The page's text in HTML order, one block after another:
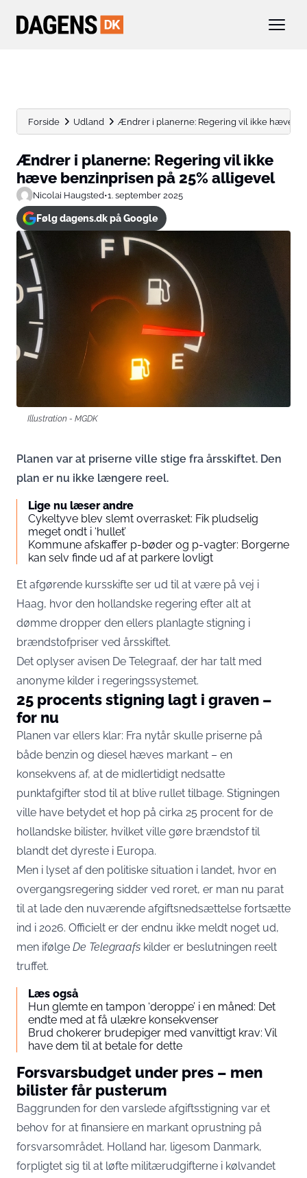
Forside Udland Ændrer i planerne: Regering vil ikke hæve
Ændrer i planerne: Regering vil ikke
hæve benzinprisen på 25% alligevel
Nicolai Haugsted•1. september 2025
Følg dagens.dk på Google
Illustration - MGDK
Planen var at priserne ville stige fra årsskiftet. Den
plan er nu ikke længere reel.
Lige nu læser andre
Cykeltyve blev slemt overrasket: Fik pludselig
meget ondt i ‘hullet’
Kommune afskaffer p-bøder og p-vagter: Borgerne
kan selv finde ud af at parkere lovligt
Et afgørende kursskifte ser ud til at være på vej i
Haag, hvor den hollandske regering efter alt at
dømme dropper den ellers planlagte stigning i
brændstofpriser ved årsskiftet.
Det oplyser avisen De Telegraaf, der har talt med
anonyme kilder i regeringssystemet.
25 procents stigning lagt i graven –
for nu
Planen var ellers klar: Fra nytår skulle priserne på
både benzin og diesel hæves markant – en
konsekvens af, at de midlertidigt nedsatte
punktafgifter stod til at blive rullet tilbage. Stigningen
ville have betydet et hop på cirka 25 procent for de
hollandske bilister, hvilket ville gøre brændstof til
blandt det dyreste i Europa.
Men i lyset af den politiske situation i landet, hvor en
overgangsregering sidder ved roret, er man nu parat
til at lade den nuværende afgiftsnedsættelse fortsætte
ind i 2026. Officielt er der endnu ikke meldt noget ud,
men ifølge De Telegraafs kilder er beslutningen reelt
truffet.
Læs også
Hun glemte en tampon ‘deroppe’ i en måned: Det
endte med at få ulækre konsekvenser
Brud chokerer brudepiger med vanvittigt krav: Vil
have dem til at betale for dette
Forsvarsbudget under pres – men
bilister får pusterum
Baggrunden for den varslede afgiftsstigning var et
behov for at finansiere en markant oprustning på
forsvarsområdet. Holland har, ligesom Danmark,
forpligtet sig til at løfte militærudgifterne i kølvandet